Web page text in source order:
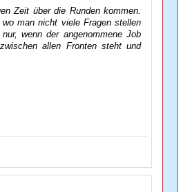
Zeit über die Runden kommen.
man nicht viele Fragen stellen
wenn der angenommene Job
allen Fronten steht und